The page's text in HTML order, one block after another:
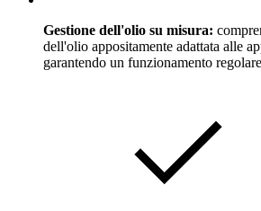
Gestione dell'olio su misura:
dell'olio appositamente adattata alle
garantendo un funzionamento